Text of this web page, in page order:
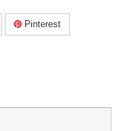
Pinterest